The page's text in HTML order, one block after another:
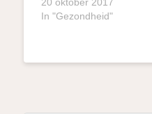
In "Gezondheid"